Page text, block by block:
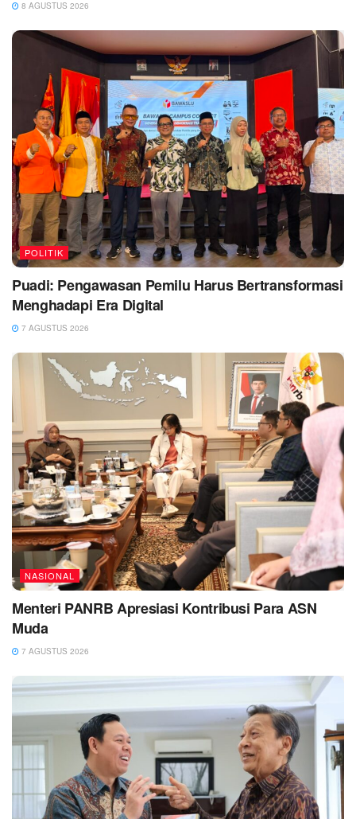
8 AGUSTUS 2026
POLITIK
Puadi: Pengawasan Pemilu Harus Bertransformasi
Menghadapi Era Digital
7 AGUSTUS 2026
NASIONAL
Menteri PANRB Apresiasi Kontribusi Para ASN
Muda
7 AGUSTUS 2026